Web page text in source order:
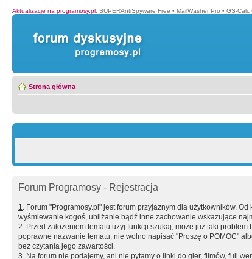
Aktualizacje na programosy.pl: SUPERAntiSpyware Free • MailWasher Pro • GS-Calc
Strona główna
Forum Programosy - Rejestracja
1. Forum "Programosy.pl" jest forum przyjaznym dla użytkowników.
wyśmiewanie kogoś, ubliżanie bądź inne zachowanie wskazujące
2. Przed założeniem tematu użyj funkcji szukaj, może już taki
poprawne nazwanie tematu, nie wolno napisać "Proszę o POMOC"
bez czytania jego zawartości.
3. Na forum nie podajemy, ani nie pytamy o linki do gier, filmów, full